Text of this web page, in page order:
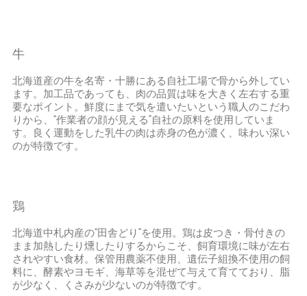
牛
北海道産の牛を名寄・十勝にある自社工場で骨から外してい
ます。加工品であっても、肉の品質は味を大きく左右する重
要なポイント。鮮度にまで気を遣いたいという職人のこだわ
りから、
❝作業者の顔が見える ❞自社の原料を使用していま
す。良く運動をした乳牛の肉は赤身の色が濃く、味わい深い
のが特徴です。
鶏
北海道中札内産の❝田舎どり ❞を使用。鶏は皮つき・骨付きの
まま加熱したり燻したりするからこそ、飼育環境に味が左右
されやすい食材。保管用農薬不使用、遺伝子組換不使用の飼
料に、酵素やヨモギ、海草等を混ぜて与えて育てており、脂
が少なく、くさみが少ないのが特徴です。